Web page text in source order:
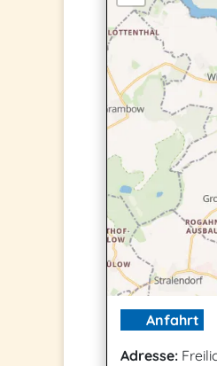
Anfahrt
Adresse: